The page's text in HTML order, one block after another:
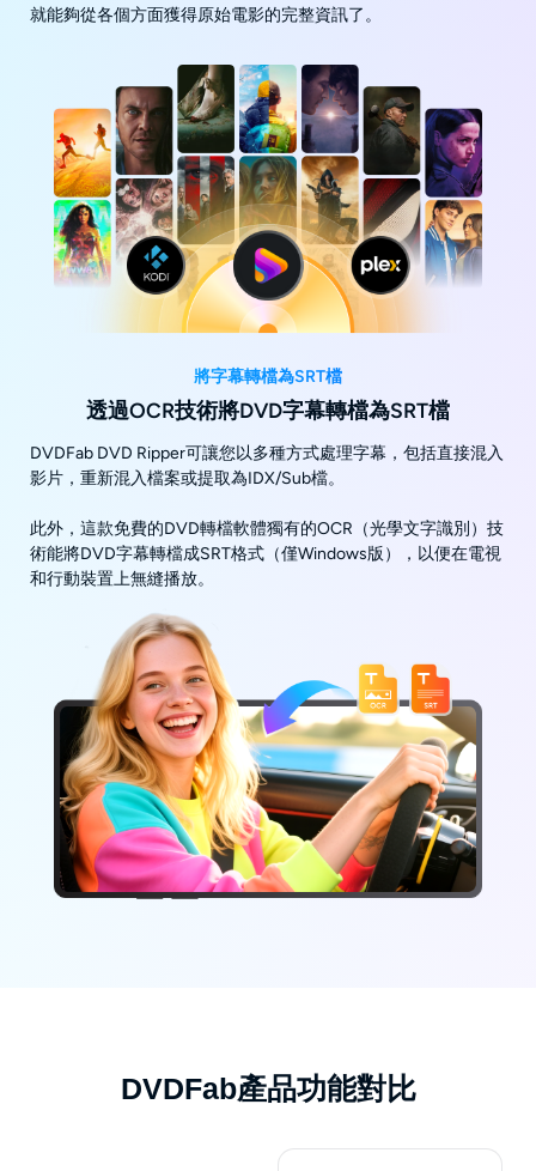
就能夠從各個方面獲得原始電影的完整資訊了。
將字幕轉檔為SRT檔
透過OCR技術將DVD字幕轉檔為SRT檔
DVDFab DVD Ripper可讓您以多種方式處理字幕，包括直接混入
影片，重新混入檔案或提取為IDX/Sub檔。
此外，這款免費的DVD轉檔軟體獨有的OCR（光學文字識別）技
術能將DVD字幕轉檔成SRT格式（僅Windows版），以便在電視
和行動裝置上無縫播放。
DVDFab產品功能對比